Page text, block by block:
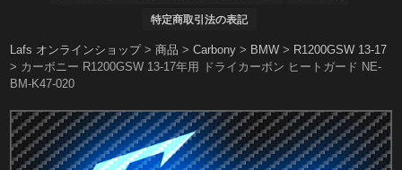
特定商取引法の表記
Lafs オンラインショップ>商品 >Carbony > BMW > R1200GSW 13-17
> カーボニー R1200GSW 13-17年用 ドライカーボン ヒートガード NE-
BM-K47-020